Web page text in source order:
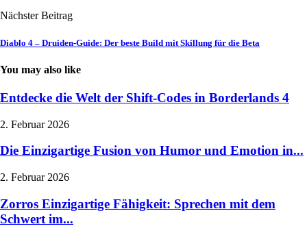
Nächster Beitrag
Diablo 4 – Druiden-Guide: Der beste Build mit Skillung für die Beta
You may also like
Entdecke die Welt der Shift-Codes in Borderlands 4
2. Februar 2026
Die Einzigartige Fusion von Humor und Emotion in...
2. Februar 2026
Zorros Einzigartige Fähigkeit: Sprechen mit dem
Schwert im...